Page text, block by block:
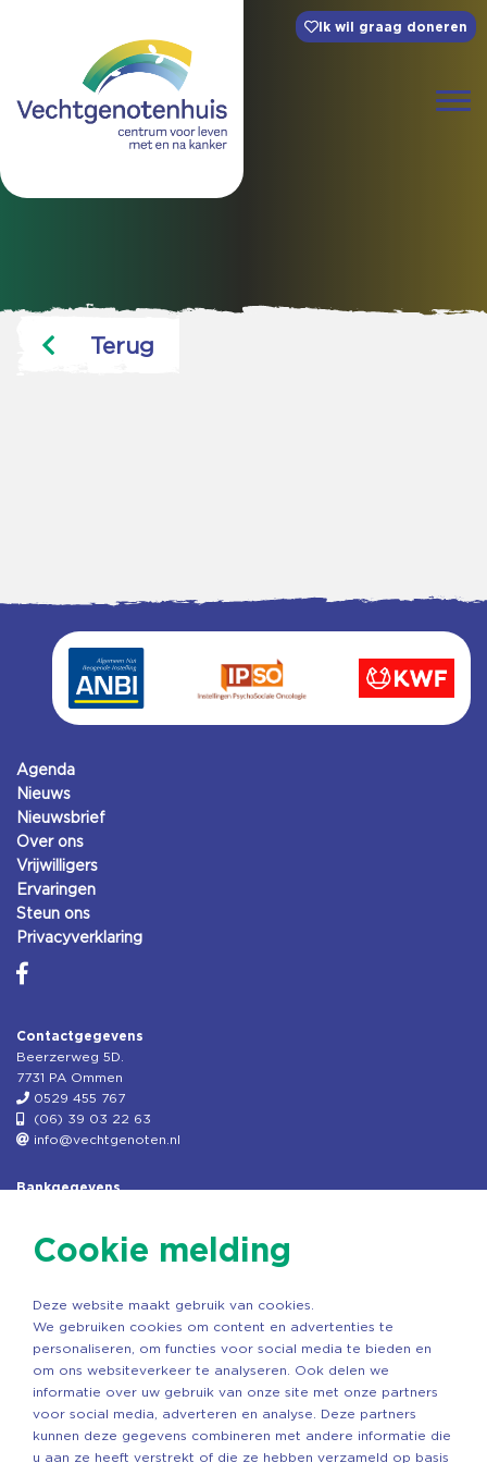
Ik wil graag doneren
Terug
Agenda
Nieuws
Nieuwsbrief
Over ons
Vrijwilligers
Ervaringen
Steun ons
Privacyverklaring
Contactgegevens
Beerzerweg 5D.
7731 PA Ommen
0529 455 767
(06) 39 03 22 63
info@vechtgenoten.nl
Bankgegevens
Rek.nr: NL85RABO0127579230
Copyright ©2026 Vechtgenoten
Cookie melding
Deze website maakt gebruik van cookies.
We gebruiken cookies om content en advertenties te
personaliseren, om functies voor social media te bieden en
om ons websiteverkeer te analyseren. Ook delen we
informatie over uw gebruik van onze site met onze partners
voor social media, adverteren en analyse. Deze partners
kunnen deze gegevens combineren met andere informatie die
u aan ze heeft verstrekt of die ze hebben verzameld op basis